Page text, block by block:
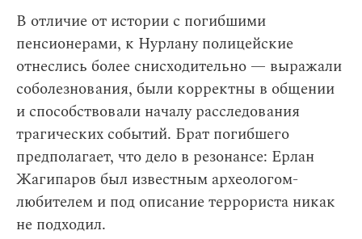
В отличие от истории с погибшими
пенсионерами, к Нурлану полицейские
отнеслись более снисходительно — выражали
соболезнования, были корректны в общении
и способствовали началу расследования
трагических событий. Брат погибшего
предполагает, что дело в резонансе: Ерлан
Жагипаров был известным археологом-
любителем и под описание террориста никак
не подходил.